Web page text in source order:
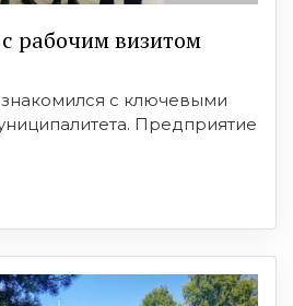
рабочим визитом
с ключевыми
Предприятие